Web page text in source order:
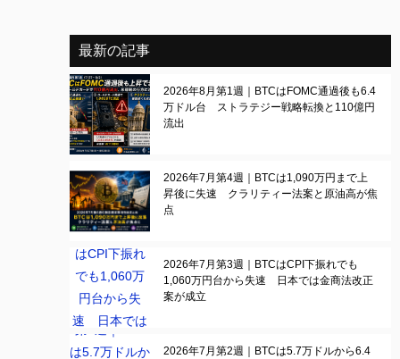
最新の記事
2026年8月第1週｜BTCはFOMC通過後も6.4
万ドル台 ストラテジー戦略転換と110億円
流出
2026年7月第4週｜BTCは1,090万円まで上
昇後に失速 クラリティー法案と原油高が焦
点
2026年7月第3週｜BTCはCPI下振れでも
1,060万円台から失速 日本では金商法改正
案が成立
2026年7月第2週｜BTCは5.7万ドルから6.4